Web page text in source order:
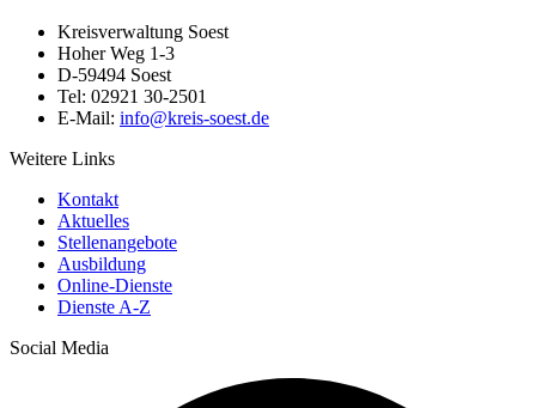
Kreisverwaltung Soest
Hoher Weg 1-3
D-59494 Soest
Tel: 02921 30-2501
E-Mail: info@​kreis-soest.de
Weitere Links
Kontakt
Aktuelles
Stellenangebote
Ausbildung
Online-Dienste
Dienste A-Z
Social Media